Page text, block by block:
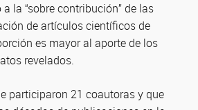
la “sobre contribución” de las
de artículos científicos de
es mayor al aporte de los
revelados.
participaron 21 coautoras y que